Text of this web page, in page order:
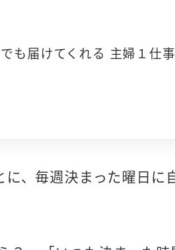
も届けてくれる 主婦１仕
、毎週決まった曜日に